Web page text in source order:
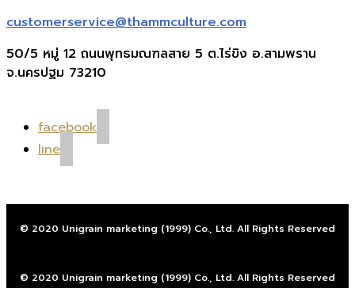
customerservice@thammculture.com
50/5 หมู่ 12 ถนนพุทธมณฑลสาย 5 ต.ไร่ขิง อ.สามพราน
จ.นครปฐม 73210
facebook
line
© 2020 Unigrain marketing (1999) Co., Ltd. All Rights Reserved
© 2020 Unigrain marketing (1999) Co., Ltd. All Rights Reserved